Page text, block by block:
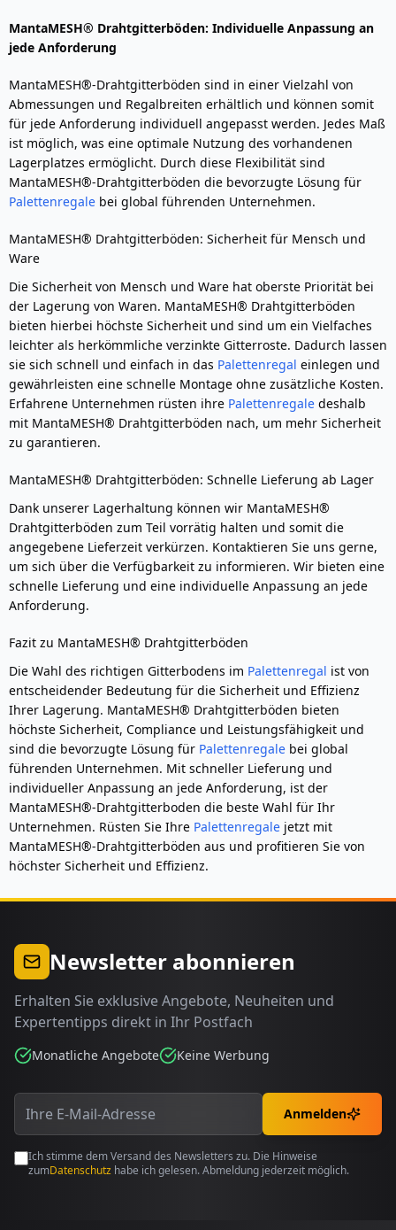
MantaMESH® Drahtgitterböden: Individuelle Anpassung an
jede Anforderung
MantaMESH®-Drahtgitterböden sind in einer Vielzahl von
Abmessungen und Regalbreiten erhältlich und können somit
für jede Anforderung individuell angepasst werden. Jedes Maß
ist möglich, was eine optimale Nutzung des vorhandenen
Lagerplatzes ermöglicht. Durch diese Flexibilität sind
MantaMESH®-Drahtgitterböden die bevorzugte Lösung für
Palettenregale bei global führenden Unternehmen.
MantaMESH® Drahtgitterböden: Sicherheit für Mensch und
Ware
Die Sicherheit von Mensch und Ware hat oberste Priorität bei
der Lagerung von Waren. MantaMESH® Drahtgitterböden
bieten hierbei höchste Sicherheit und sind um ein Vielfaches
leichter als herkömmliche verzinkte Gitterroste. Dadurch lassen
sie sich schnell und einfach in das Palettenregal einlegen und
gewährleisten eine schnelle Montage ohne zusätzliche Kosten.
Erfahrene Unternehmen rüsten ihre Palettenregale deshalb
mit MantaMESH® Drahtgitterböden nach, um mehr Sicherheit
zu garantieren.
MantaMESH® Drahtgitterböden: Schnelle Lieferung ab Lager
Dank unserer Lagerhaltung können wir MantaMESH®
Drahtgitterböden zum Teil vorrätig halten und somit die
angegebene Lieferzeit verkürzen. Kontaktieren Sie uns gerne,
um sich über die Verfügbarkeit zu informieren. Wir bieten eine
schnelle Lieferung und eine individuelle Anpassung an jede
Anforderung.
Fazit zu MantaMESH® Drahtgitterböden
Die Wahl des richtigen Gitterbodens im Palettenregal ist von
entscheidender Bedeutung für die Sicherheit und Effizienz
Ihrer Lagerung. MantaMESH® Drahtgitterböden bieten
höchste Sicherheit, Compliance und Leistungsfähigkeit und
sind die bevorzugte Lösung für Palettenregale bei global
führenden Unternehmen. Mit schneller Lieferung und
individueller Anpassung an jede Anforderung, ist der
MantaMESH®-Drahtgitterboden die beste Wahl für Ihr
Unternehmen. Rüsten Sie Ihre Palettenregale jetzt mit
MantaMESH®-Drahtgitterböden aus und profitieren Sie von
höchster Sicherheit und Effizienz.
Newsletter abonnieren
Erhalten Sie exklusive Angebote, Neuheiten und
Expertentipps direkt in Ihr Postfach
Monatliche Angebote Keine Werbung
Anmelden
Ich stimme dem Versand des Newsletters zu. Die Hinweise
zumDatenschutz habe ich gelesen. Abmeldung jederzeit möglich.